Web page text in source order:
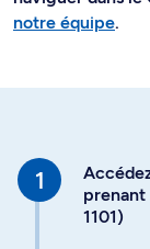
notre équipe.
prenant
1101)